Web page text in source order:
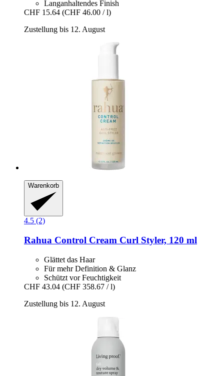
Langanhaltendes Finish
CHF 15.64 (CHF 46.00 / l)
Zustellung bis 12. August
Warenkorb
4.5 (2)
Rahua Control Cream Curl Styler, 120 ml
Glättet das Haar
Für mehr Definition & Glanz
Schützt vor Feuchtigkeit
CHF 43.04 (CHF 358.67 / l)
Zustellung bis 12. August